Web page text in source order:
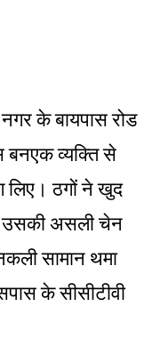
के बायपास रोड
बनएक व्यक्ति से
ठगों ने खुद
उसकी असली चेन
सामान थमा
के सीसीटीवी